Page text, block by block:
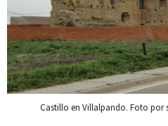
Castillo en Villalpando. Foto por